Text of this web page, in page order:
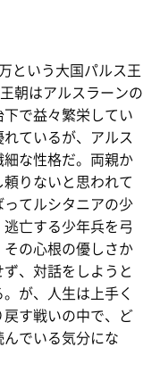
という大国パルス王
朝はアルスラーンの
で益々繁栄してい
ているが、アルス
な性格だ。両親か
りないと思われて
てルシタニアの少
亡する少年兵を弓
の心根の優しさか
、対話をしようと
が、人生は上手く
す戦いの中で、ど
でいる気分にな